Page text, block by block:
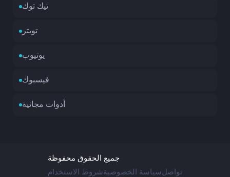
تيك توك
تويتر
يوتيوب
فيسبوك
أدوات مجانية
جميع الحقوق محفوظة
شروط الاستخدام سياسة الخصوصية تواصل